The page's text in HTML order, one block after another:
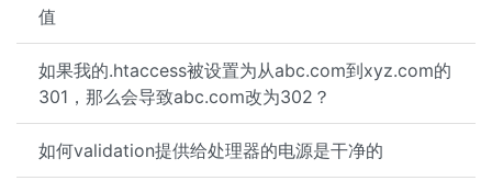
值
如果我的.htaccess被设置为从abc.com到xyz.com的
301，那么会导致abc.com改为302？
如何validation提供给处理器的电源是干净的